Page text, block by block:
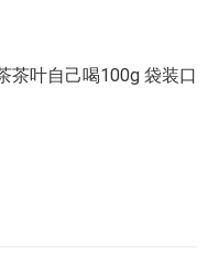
茶叶自己喝100g 袋装口